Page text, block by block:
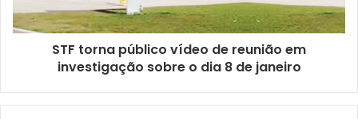
STF torna público vídeo de reunião em
investigação sobre o dia 8 de janeiro